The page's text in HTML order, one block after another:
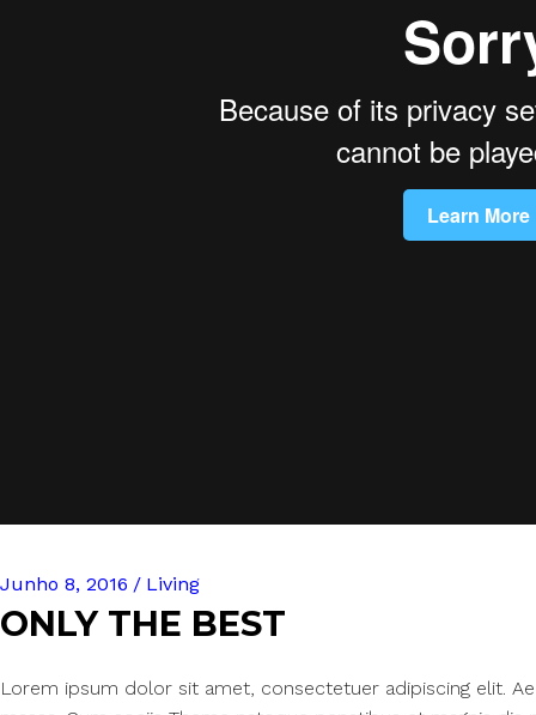
Junho 8, 2016 Living
ONLY THE BEST
Lorem ipsum dolor sit amet, consectetuer adipiscing elit.